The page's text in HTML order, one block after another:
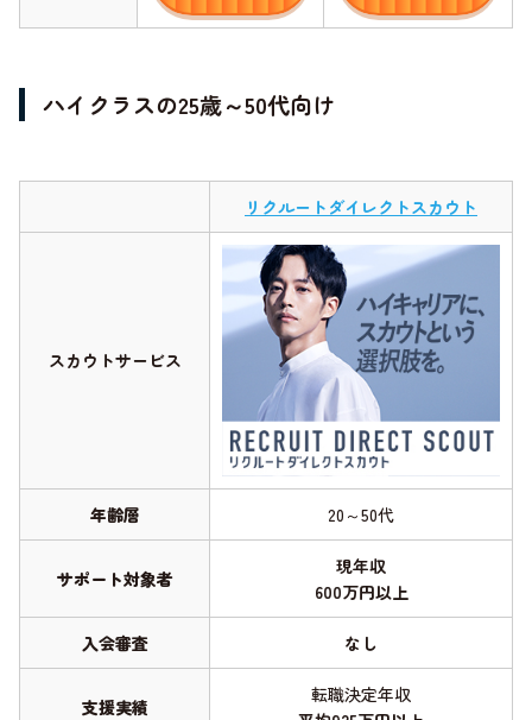
ハイクラスの25歳～50代向け
リクルートダイレクトスカウト
スカウトサービス
年齢層 20～50代
サポート対象者
現年収
600万円以上
入会審査 なし
支援実績
転職決定年収